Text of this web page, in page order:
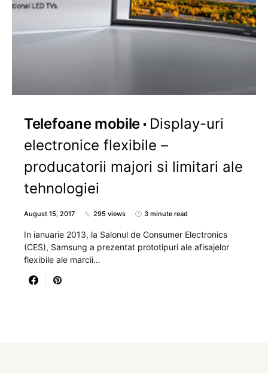
Telefoane mobile
Display-uri
electronice flexibile –
producatorii majori si limitari ale
tehnologiei
August 15, 2017 295 views 3 minute read
In ianuarie 2013, la Salonul de Consumer Electronics
(CES), Samsung a prezentat prototipuri ale afisajelor
flexibile ale marcii…